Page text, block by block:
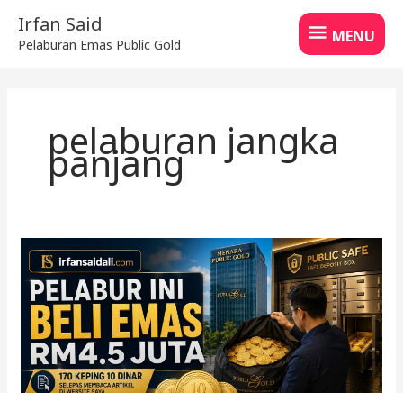
content
Irfan Said
Pelaburan Emas Public Gold
MENU
MENU
pelaburan jangka
panjang
Pelabur
Ini
Beli
Emas
RM4.5
Juta
di